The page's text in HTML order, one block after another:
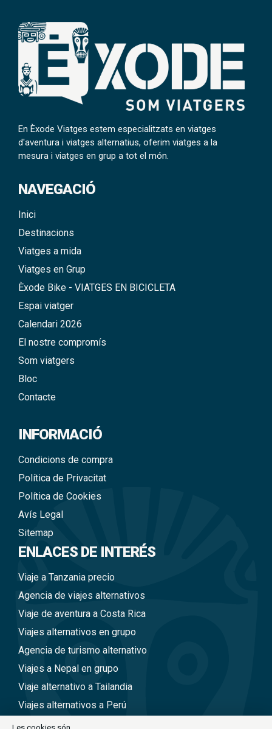
En Èxode Viatges estem especialitzats en viatges
d'aventura i viatges alternatius, oferim viatges a la
mesura i viatges en grup a tot el món.
NAVEGACIÓ
Inici
Destinacions
Viatges a mida
Viatges en Grup
Èxode Bike - VIATGES EN BICICLETA
Espai viatger
Calendari 2026
El nostre compromís
Som viatgers
Bloc
Contacte
INFORMACIÓ
Condicions de compra
Política de Privacitat
Política de Cookies
Avís Legal
Sitemap
ENLACES DE INTERÉS
Viaje a Tanzania precio
Agencia de viajes alternativos
Viaje de aventura a Costa Rica
Viajes alternativos en grupo
Agencia de turismo alternativo
Viajes a Nepal en grupo
Viaje alternativo a Tailandia
Viajes alternativos a Perú
Viajes alternativos a Vietnam